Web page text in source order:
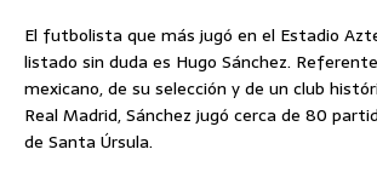
El futbolista que más jugó en el Estadio
listado sin duda es Hugo Sánchez.
mexicano, de su selección y de un club
Real Madrid, Sánchez jugó cerca de 80
de Santa Úrsula.